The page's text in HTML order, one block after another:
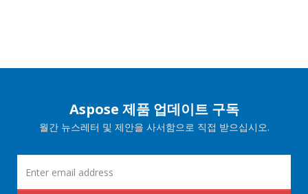
Aspose 제품 업데이트 구독
월간 뉴스레터 및 제안을 사서함으로 직접 받으십시오.